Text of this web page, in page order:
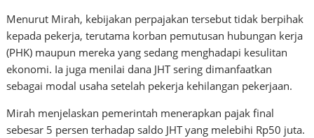
Menurut Mirah, kebijakan perpajakan tersebut tidak berpihak
kepada pekerja, terutama korban pemutusan hubungan kerja
(PHK) maupun mereka yang sedang menghadapi kesulitan
ekonomi. Ia juga menilai dana JHT sering dimanfaatkan
sebagai modal usaha setelah pekerja kehilangan pekerjaan.
Mirah menjelaskan pemerintah menerapkan pajak final
sebesar 5 persen terhadap saldo JHT yang melebihi Rp50 juta.